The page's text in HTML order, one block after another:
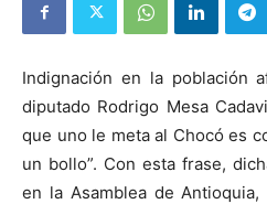
Indignación en la población
diputado Rodrigo Mesa
que uno le meta al Chocó es
un bollo”. Con esta frase,
en la Asamblea de Antioquia,